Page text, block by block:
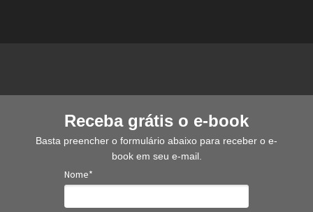
Receba grátis o e-book
Basta preencher o formulário abaixo para receber o e-
book em seu e-mail.
Nome*